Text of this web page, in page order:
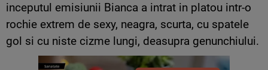
inceputul emisiunii Bianca a intrat in platou intr-o
rochie extrem de sexy, neagra, scurta, cu spatele
gol si cu niste cizme lungi, deasupra genunchiului.